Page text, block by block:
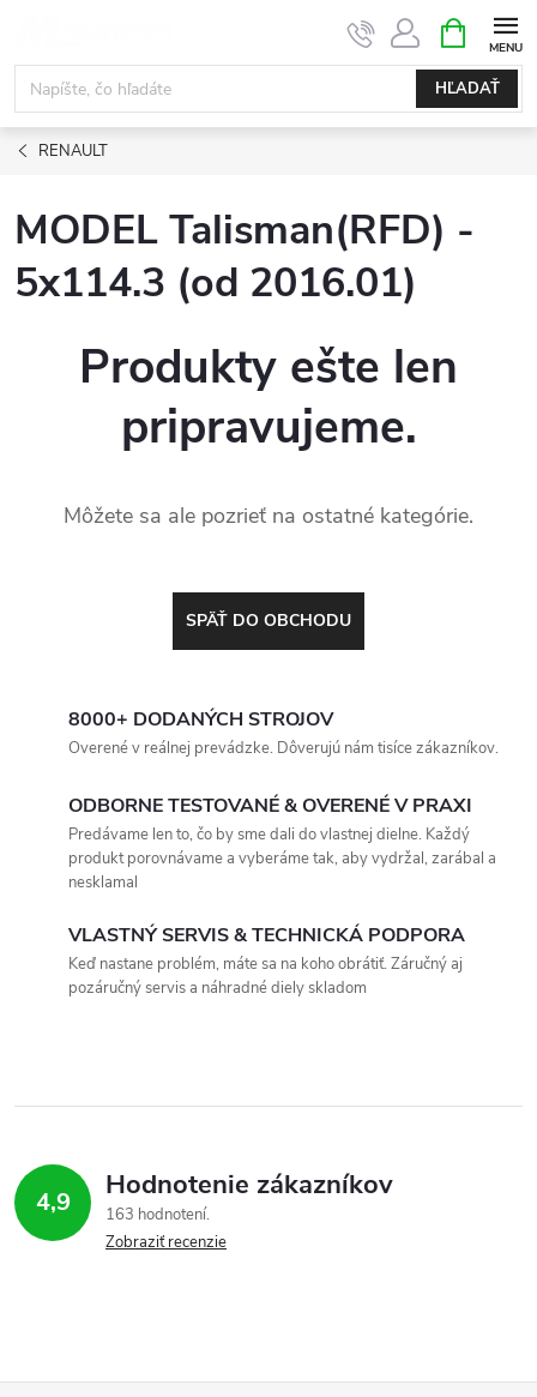
obsah
HĽADAŤ
KOŠÍK
RENAULT
MODEL Talisman(RFD) -
5x114.3 (od 2016.01)
Produkty ešte len
pripravujeme.
Môžete sa ale pozrieť na ostatné kategórie.
SPÄŤ DO OBCHODU
8000+ DODANÝCH STROJOV
Overené v reálnej prevádzke. Dôverujú nám tisíce zákazníkov.
ODBORNE TESTOVANÉ & OVERENÉ V PRAXI
Predávame len to, čo by sme dali do vlastnej dielne. Každý
produkt porovnávame a vyberáme tak, aby vydržal, zarábal a
nesklamal
VLASTNÝ SERVIS & TECHNICKÁ PODPORA
Keď nastane problém, máte sa na koho obrátiť. Záručný aj
pozáručný servis a náhradné diely skladom
4,9 Hodnotenie zákazníkov
163 hodnotení
Zobraziť recenzie